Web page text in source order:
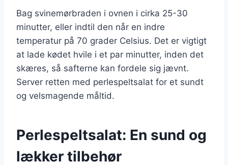
Bag svinemørbraden i ovnen i cirka 25-30
minutter, eller indtil den når en indre
temperatur på 70 grader Celsius. Det er vigtigt
at lade kødet hvile i et par minutter, inden det
skæres, så safterne kan fordele sig jævnt.
Server retten med perlespeltsalat for et sundt
og velsmagende måltid.
Perlespeltsalat: En sund og
lækker tilbehør